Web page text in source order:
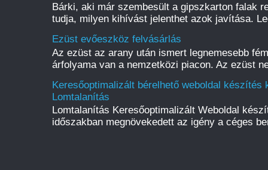
Bárki, aki már szembesült a gipszkarton falak
tudja, milyen kihívást jelenthet azok javítása.
Ezüst evőeszköz felvásárlás
Az ezüst az arany után ismert legnemesebb
árfolyama van a nemzetközi piacon. Az ezüst
Keresőoptimalizált bérelhető weboldal készítés
Lomtalanítás
Lomtalanítás Keresőoptimalizált Weboldal
időszakban megnövekedett az igény a céges